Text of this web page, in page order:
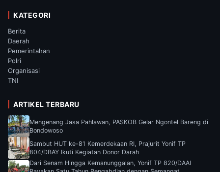
KATEGORI
Berita
Daerah
Pemerintahan
Polri
Organisasi
TNI
ARTIKEL TERBARU
Mengenang Jasa Pahlawan, PASKOB Gelar Ngontel Bareng di
Bondowoso
Sambut HUT ke-81 Kemerdekaan RI, Prajurit Yonif TP
804/DBAY Ikuti Kegiatan Donor Darah
Dari Senam Hingga Kemanunggalan, Yonif TP 820/DAAI